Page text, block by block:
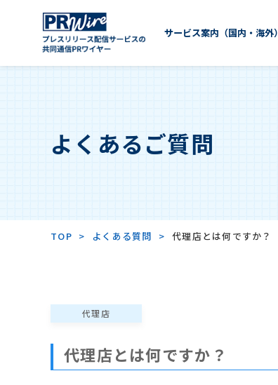
サービス案内（国内・海外）
よくあるご質問
TOP よくある質問 代理店とは何ですか？
代理店
代理店とは何ですか？